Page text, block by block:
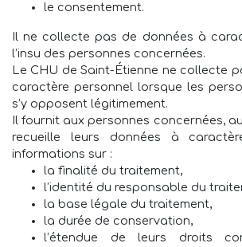
le consentement.
Il ne collecte pas de données à
l’insu des personnes concernées.
Le CHU de Saint-Étienne ne collecte
caractère personnel lorsque les
s’y opposent légitimement.
Il fournit aux personnes concernées,
recueille leurs données à
informations sur :
la finalité du traitement,
l’identité du responsable du
la base légale du traitement,
la durée de conservation,
l’étendue de leurs droits